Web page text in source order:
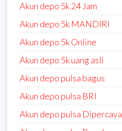
Akun depo 5k 24 Jam
Akun depo 5k MANDIRI
Akun depo 5k Online
Akun depo 5k uang asli
Akun depo pulsa bagus
Akun depo pulsa BRI
Akun depo pulsa Dipercaya